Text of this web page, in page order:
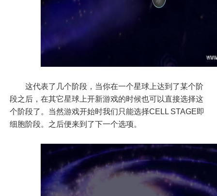
这代表了几个阶段，当你在一个星球上达到了某个阶
段之后，在其它星球上开新游戏的时候也可以直接选择这
个阶段了。当然游戏开始时我们只能选择CELL STAGE即
细胞阶段。之后便来到了下一个选项。